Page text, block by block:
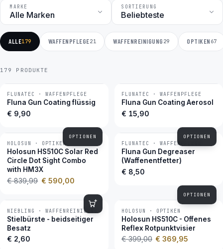
MARKE SORTIERUNG
ALLE179 WAFFENPFLEGE21 WAFFENREINIGUNG 29 OPTIKEN 67
179 PRODUKTE
BESTSELLER
FLUNATEC · WAFFENPFLEGE
Fluna Gun Coating flüssig
€ 9,90
OPTIONEN
BESTSELLER
FLUNATEC · WAFFENPFLEGE
Fluna Gun Coating Aerosol
€ 15,90
OPTIONEN
−30 %
HOLOSUN · OPTIKEN
Holosun HS510C Solar Red
Circle Dot Sight Combo
with HM3X
€ 839,99 € 590,00
BESTSELLER
FLUNATEC · WAFFENPFLEGE
Fluna Gun Degreaser
(Waffenentfetter)
€ 8,50
OPTIONEN
BESTSELLER
NIEBLING · WAFFENREINIGUNG
Stielbürste - beidseitiger
Besatz
€ 2,60
−7 %
HOLOSUN · OPTIKEN
Holosun HS510C - Offenes
Reflex Rotpunktvisier
€ 399,00 € 369,95